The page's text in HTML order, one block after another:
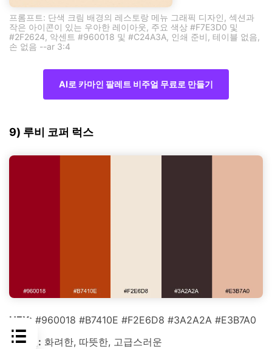
프롬프트: 단색 크림 배경의 레스토랑 메뉴 그래픽 디자인, 섹션과
작은 아이콘이 있는 우아한 레이아웃, 주요 색상 #F7E3D0 및
#2F2624, 악센트 #960018 및 #C24A3A, 인쇄 준비, 테이블 없음,
손 없음 --ar 3:4
AI로 카마인 팔레트 비주얼 무료로 만들기
9) 루비 코퍼 럭스
HEX: #960018 #B7410E #F2E6D8 #3A2A2A #E3B7A0
분위기: 화려한, 따뜻한, 고급스러운